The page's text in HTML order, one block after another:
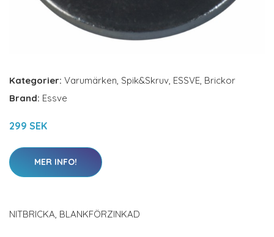
Kategorier: Varumärken, Spik&Skruv, ESSVE, Brickor
Brand: Essve
299 SEK
MER INFO!
NITBRICKA, BLANKFÖRZINKAD